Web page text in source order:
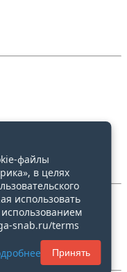
файлы
в целях
использовать
snab.ru/terms
Принять